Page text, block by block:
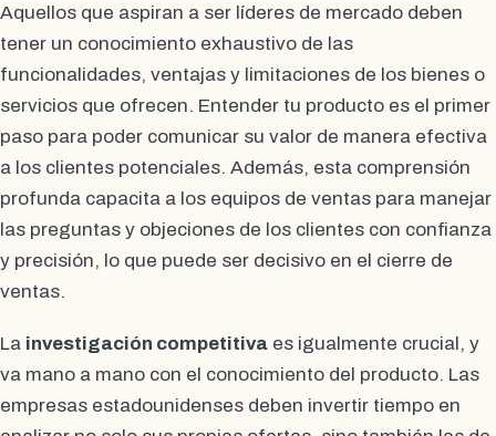
Aquellos que aspiran a ser líderes de mercado deben
tener un conocimiento exhaustivo de las
funcionalidades, ventajas y limitaciones de los bienes o
servicios que ofrecen. Entender tu producto es el primer
paso para poder comunicar su valor de manera efectiva
a los clientes potenciales. Además, esta comprensión
profunda capacita a los equipos de ventas para manejar
las preguntas y objeciones de los clientes con confianza
y precisión, lo que puede ser decisivo en el cierre de
ventas.
La investigación competitiva es igualmente crucial, y
va mano a mano con el conocimiento del producto. Las
empresas estadounidenses deben invertir tiempo en